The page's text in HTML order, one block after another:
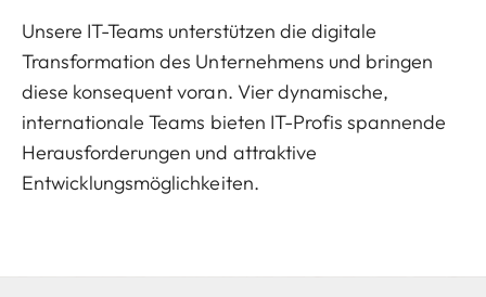
Unsere IT-Teams unterstützen die digitale
Transformation des Unternehmens und bringen
diese konsequent voran. Vier dynamische,
internationale Teams bieten IT-Profis spannende
Herausforderungen und attraktive
Entwicklungsmöglichkeiten.